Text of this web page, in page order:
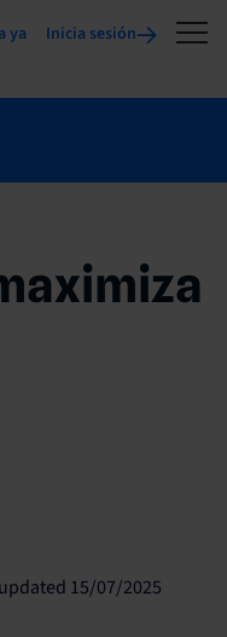
ya Inicia sesión
15/07/2025